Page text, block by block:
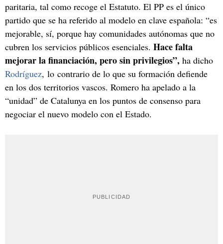
paritaria, tal como recoge el Estatuto. El PP es el único
partido que se ha referido al modelo en clave española: “es
mejorable, sí, porque hay comunidades autónomas que no
cubren los servicios públicos esenciales. Hace falta
mejorar la financiación, pero sin privilegios”, ha dicho
Rodríguez, lo contrario de lo que su formación defiende
en los dos territorios vascos. Romero ha apelado a la
“unidad” de Catalunya en los puntos de consenso para
negociar el nuevo modelo con el Estado.